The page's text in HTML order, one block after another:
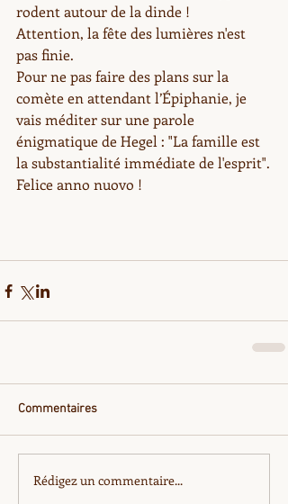
rodent autour de la dinde !
Attention, la fête des lumières n'est
pas finie.
Pour ne pas faire des plans sur la
comète en attendant l’Épiphanie, je
vais méditer sur une parole
énigmatique de Hegel : "La famille est
la substantialité immédiate de l'esprit".
Felice anno nuovo !
Commentaires
Rédigez un commentaire...